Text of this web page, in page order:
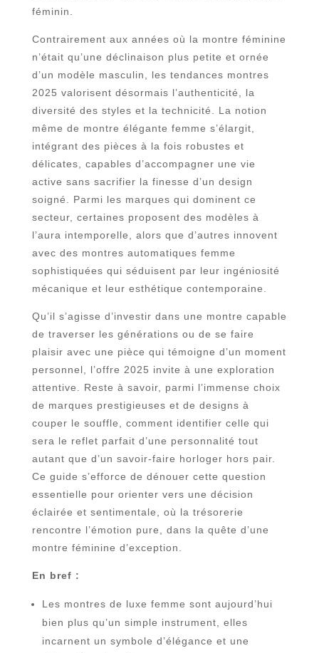
féminin.
Contrairement aux années où la montre féminine
n’était qu’une déclinaison plus petite et ornée
d’un modèle masculin, les tendances montres
2025 valorisent désormais l’authenticité, la
diversité des styles et la technicité. La notion
même de montre élégante femme s’élargit,
intégrant des pièces à la fois robustes et
délicates, capables d’accompagner une vie
active sans sacrifier la finesse d’un design
soigné. Parmi les marques qui dominent ce
secteur, certaines proposent des modèles à
l’aura intemporelle, alors que d’autres innovent
avec des montres automatiques femme
sophistiquées qui séduisent par leur ingéniosité
mécanique et leur esthétique contemporaine.
Qu’il s’agisse d’investir dans une montre capable
de traverser les générations ou de se faire
plaisir avec une pièce qui témoigne d’un moment
personnel, l’offre 2025 invite à une exploration
attentive. Reste à savoir, parmi l’immense choix
de marques prestigieuses et de designs à
couper le souffle, comment identifier celle qui
sera le reflet parfait d’une personnalité tout
autant que d’un savoir-faire horloger hors pair.
Ce guide s’efforce de dénouer cette question
essentielle pour orienter vers une décision
éclairée et sentimentale, où la trésorerie
rencontre l’émotion pure, dans la quête d’une
montre féminine d’exception.
En bref :
Les montres de luxe femme sont aujourd’hui
bien plus qu’un simple instrument, elles
incarnent un symbole d’élégance et une